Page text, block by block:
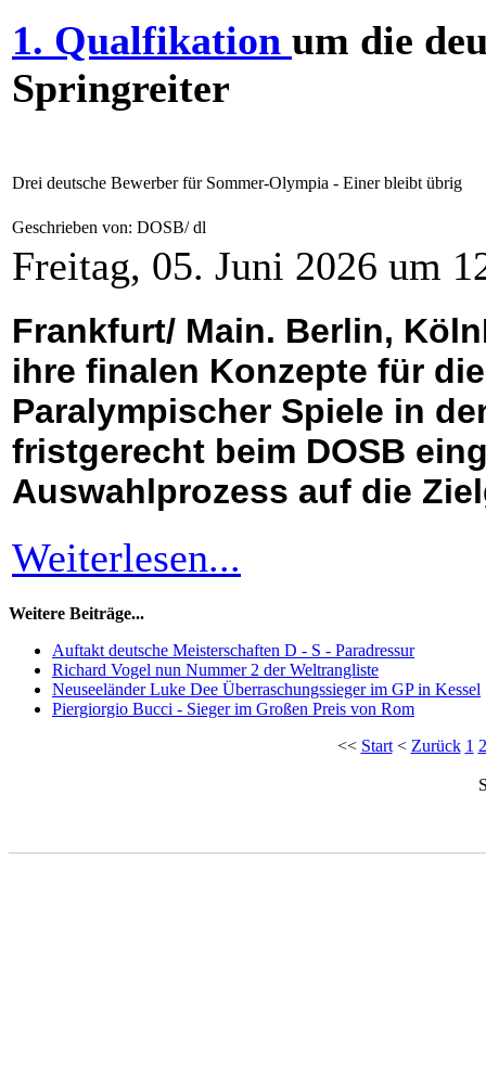
1. Qualfikation um die
Springreiter
Drei deutsche Bewerber für Sommer-Olympia - Einer bleibt übrig
Geschrieben von: DOSB/ dl
Freitag, 05. Juni 2026 um
Frankfurt/ Main. Berlin,
ihre finalen Konzepte für
Paralympischer Spiele in
fristgerecht beim DOSB
Auswahlprozess auf die
Weiterlesen...
Weitere Beiträge...
Auftakt deutsche Meisterschaften D - S - Paradressur
Richard Vogel nun Nummer 2 der Weltrangliste
Neuseeländer Luke Dee Überraschungssieger im GP in Kessel
Piergiorgio Bucci - Sieger im Großen Preis von Rom
<< Start< Zurück 1 2